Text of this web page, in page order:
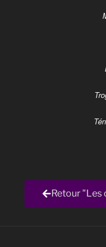
Retour "Les